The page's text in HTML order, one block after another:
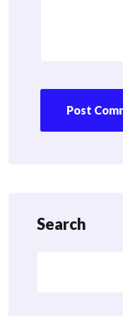
Post
Search